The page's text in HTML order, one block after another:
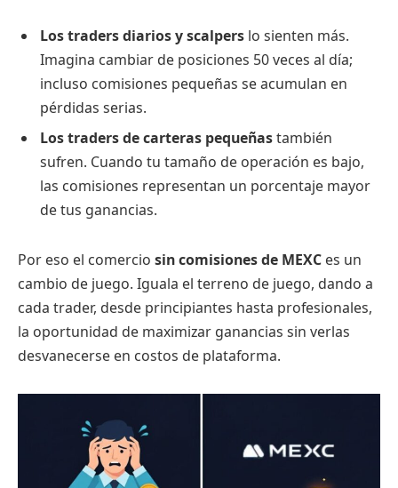
Los traders diarios y scalpers lo sienten más.
Imagina cambiar de posiciones 50 veces al día;
incluso comisiones pequeñas se acumulan en
pérdidas serias.
Los traders de carteras pequeñastambién
sufren. Cuando tu tamaño de operación es bajo,
las comisiones representan un porcentaje mayor
de tus ganancias.
Por eso el comercio sin comisiones de MEXC es un
cambio de juego. Iguala el terreno de juego, dando a
cada trader, desde principiantes hasta profesionales,
la oportunidad de maximizar ganancias sin verlas
desvanecerse en costos de plataforma.